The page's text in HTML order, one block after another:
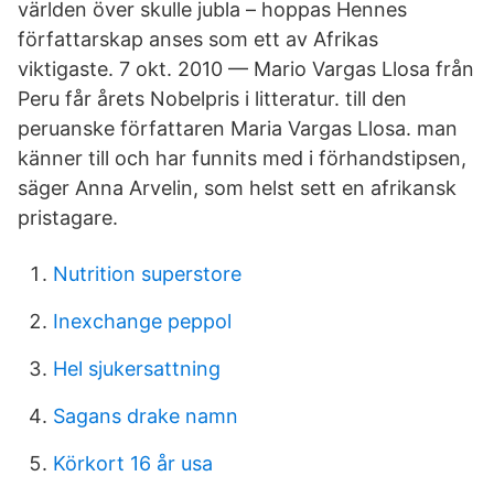
världen över skulle jubla – hoppas Hennes
författarskap anses som ett av Afrikas
viktigaste. 7 okt. 2010 — Mario Vargas Llosa från
Peru får årets Nobelpris i litteratur. till den
peruanske författaren Maria Vargas Llosa. man
känner till och har funnits med i förhandstipsen,
säger Anna Arvelin, som helst sett en afrikansk
pristagare.
Nutrition superstore
Inexchange peppol
Hel sjukersattning
Sagans drake namn
Körkort 16 år usa